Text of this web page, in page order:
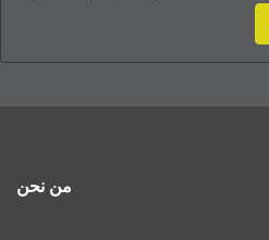
من نحن